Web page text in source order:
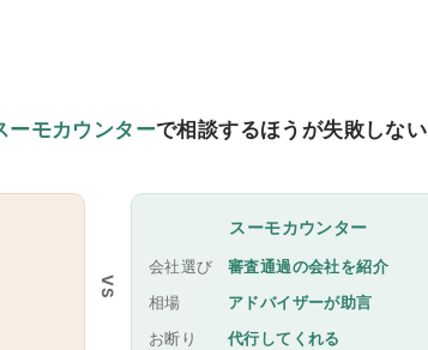
ーモカウンターで相談するほうが失敗しない
VS
スーモカウンター
会社選び
審査通過の会社を紹介
相場
アドバイザーが助言
お断り
代行してくれる